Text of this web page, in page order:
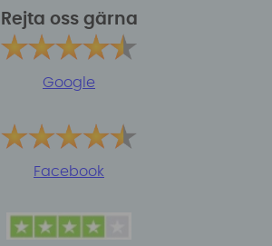
Rejta oss gärna
Google
Facebook